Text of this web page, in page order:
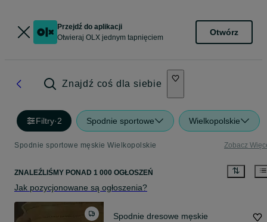
Przejdź do aplikacji
Otwieraj OLX jednym tapnięciem
Otwórz
Znajdź coś dla siebie
Filtry·2 Spodnie sportowe Wielkopolskie
Spodnie sportowe męskie Wielkopolskie Zobacz
ZNALEŹLIŚMY PONAD 1 000 OGŁOSZEŃ
Jak pozycjonowane są ogłoszenia?
Spodnie dresowe męskie